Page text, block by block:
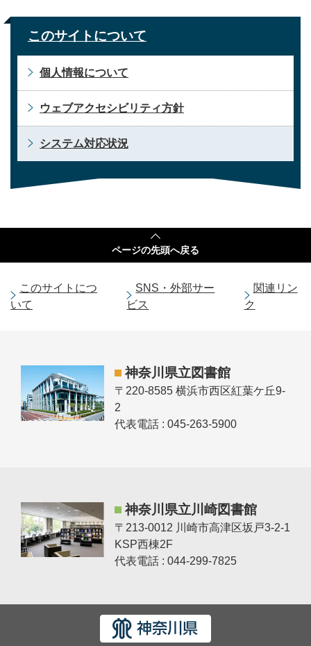
このサイトについて
個人情報について
ウェブアクセシビリティ方針
システム対応状況
このサイトにつ
いて
SNS・外部サー
ビス
関連リン
ク
ページの先頭へ戻る
神奈川県立図書館
〒220-8585 横浜市西区紅葉ケ丘9-
2
代表電話 : 045-263-5900
神奈川県立川崎図書館
〒213-0012 川崎市高津区坂戸3-2-1
KSP西棟2F
代表電話 : 044-299-7825